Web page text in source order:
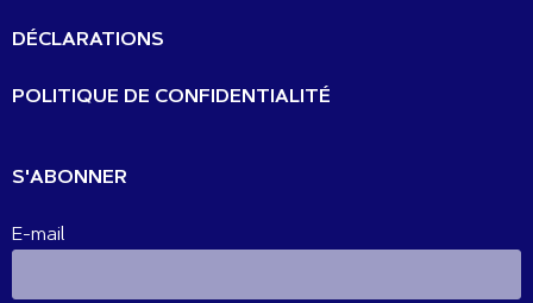
DÉCLARATIONS
POLITIQUE DE CONFIDENTIALITÉ
S'ABONNER
E-mail